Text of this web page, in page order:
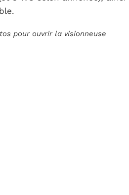
pour ouvrir la visionneuse